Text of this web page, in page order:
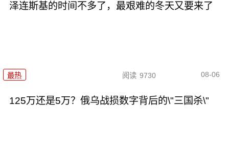
泽连斯基的时间不多了，最艰难的冬天又要来了
最热 阅读 9730 08-06
125万还是5万？俄乌战损数字背后的\"三国杀\"